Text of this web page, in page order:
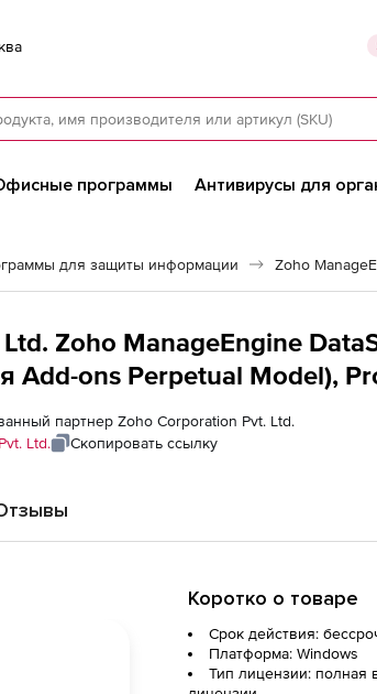
программы Антивирусы для
для защиты информации Zoho
Zoho ManageEngine
Add-ons Perpetual Model),
risk analysis rules
- Online
партнер Zoho Corporation Pvt. Ltd.
Ltd. Скопировать ссылку
Коротко о товаре
Срок действия:
Платформа: Windows
Тип лицензии: полная